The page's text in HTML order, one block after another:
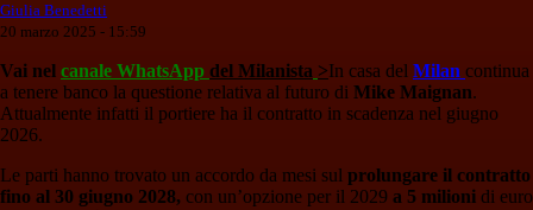
Giulia Benedetti
20 marzo 2025 - 15:59
Vai nel canale WhatsApp del Milanista >In casa del Milan continua
a tenere banco la questione relativa al futuro di Mike Maignan.
Attualmente infatti il portiere ha il contratto in scadenza nel giugno
2026.
Le parti hanno trovato un accordo da mesi sul prolungare il contratto
fino al 30 giugno 2028, con un’opzione per il 2029 a 5 milioni di euro